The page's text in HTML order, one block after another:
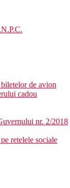
de avion
cadou
nr. 2/2018
retelele sociale